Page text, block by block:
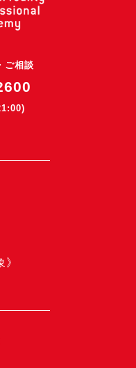
Hub』2025年4月発売
『MetaLiveStage』2025年
』
Hub』開発中
ご相談